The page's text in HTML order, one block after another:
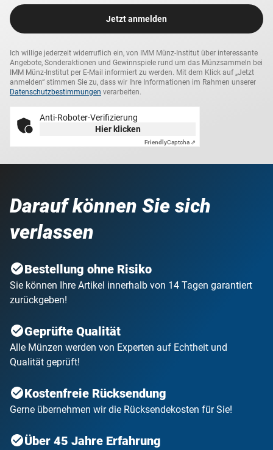
Jetzt anmelden
Ich willige jederzeit widerruflich ein, von IMM Münz-Institut über interessante
Angebote, Sonderaktionen und Gewinnspiele rund um das Münzsammeln bei
IMM Münz-Institut per E-Mail informiert zu werden. Mit dem Klick auf „Jetzt
anmelden“ stimmen Sie zu, dass wir Ihre Informationen im Rahmen unserer
Datenschutzbestimmungen verarbeiten.
Anti-Roboter-Verifizierung
Hier klicken
FriendlyCaptcha ⇗
Darauf können Sie sich
verlassen
Bestellung ohne Risiko
Sie können Ihre Artikel innerhalb von 14 Tagen garantiert
zurückgeben!
Geprüfte Qualität
Alle Münzen werden von Experten auf Echtheit und
Qualität geprüft!
Kostenfreie Rücksendung
Gerne übernehmen wir die Rücksendekosten für Sie!
Über 45 Jahre Erfahrung